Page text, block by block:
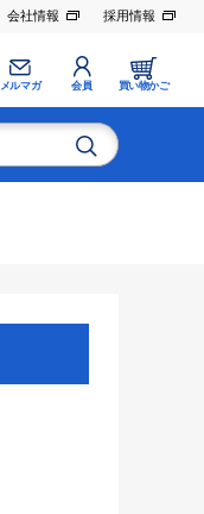
会社情報 採用情報
メルマガ 会員 買い物かご